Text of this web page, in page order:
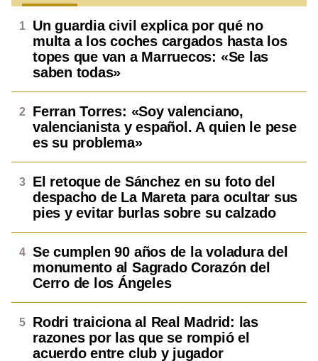
Un guardia civil explica por qué no
multa a los coches cargados hasta los
topes que van a Marruecos: «Se las
saben todas»
Ferran Torres: «Soy valenciano,
valencianista y español. A quien le pese
es su problema»
El retoque de Sánchez en su foto del
despacho de La Mareta para ocultar sus
pies y evitar burlas sobre su calzado
Se cumplen 90 años de la voladura del
monumento al Sagrado Corazón del
Cerro de los Ángeles
Rodri traiciona al Real Madrid: las
razones por las que se rompió el
acuerdo entre club y jugador